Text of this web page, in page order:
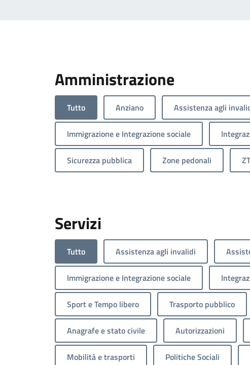
Amministrazione
Tutto Anziano Assistenza agli
Immigrazione e Integrazione sociale
Sicurezza pubblica Zone pedonali
Servizi
Tutto Assistenza agli invalidi
Immigrazione e Integrazione sociale
Sport e Tempo libero Trasporto pubblico
Anagrafe e stato civile Autorizzazioni
Mobilità e trasporti Politiche Sociali